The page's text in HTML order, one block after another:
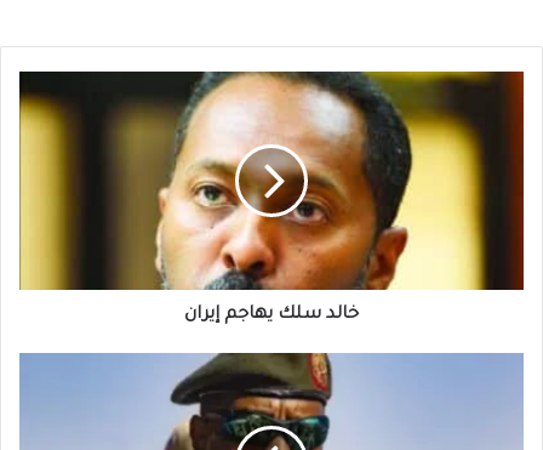
خالد سلك يهاجم إيران